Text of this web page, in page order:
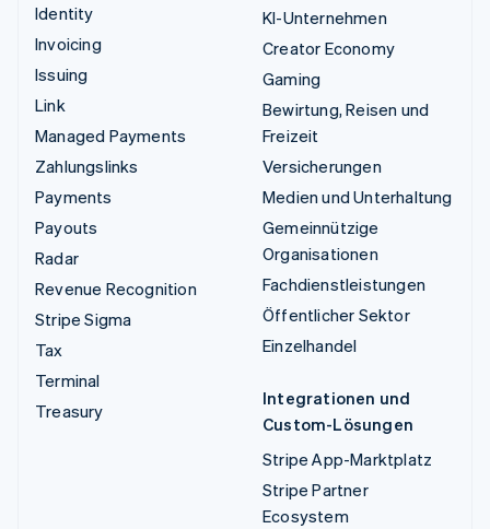
Identity
Invoicing
Issuing
Link
Managed Payments
Zahlungslinks
Payments
Payouts
Radar
Revenue Recognition
Stripe Sigma
Tax
Terminal
Treasury
KI-Unternehmen
Creator Economy
Gaming
Bewirtung, Reisen und
Freizeit
Versicherungen
Medien und Unterhaltung
Gemeinnützige
Organisationen
Fachdienstleistungen
Öffentlicher Sektor
Einzelhandel
Integrationen und
Custom-Lösungen
Stripe App-Marktplatz
Stripe Partner
Ecosystem